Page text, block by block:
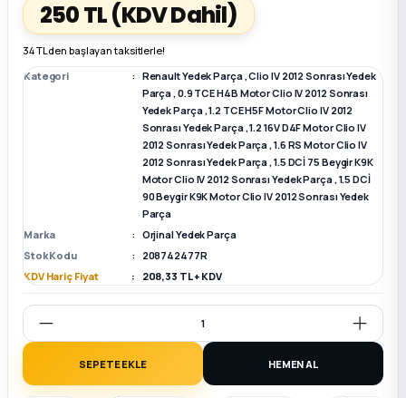
Parça
Parça
Parça
Parça
250 TL(KDV Dahil)
34 TL den başlayan taksitlerle!
Kategori
Renault Yedek Parça,Clio IV 2012 Sonrası Yedek
Parça,0.9 TCE H4B Motor Clio IV 2012 Sonrası
Yedek Parça,1.2 TCE H5F Motor Clio IV 2012
Sonrası Yedek Parça,1.2 16V D4F Motor Clio IV
2012 Sonrası Yedek Parça,1.6 RS Motor Clio IV
2012 Sonrası Yedek Parça,1.5 DCİ 75 Beygir K9K
Motor Clio IV 2012 Sonrası Yedek Parça,1.5 DCİ
90 Beygir K9K Motor Clio IV 2012 Sonrası Yedek
Parça
Marka
Orjinal Yedek Parça
Stok Kodu
208742477R
KDV Hariç Fiyat
208,33 TL + KDV
SEPETE EKLE HEMEN AL